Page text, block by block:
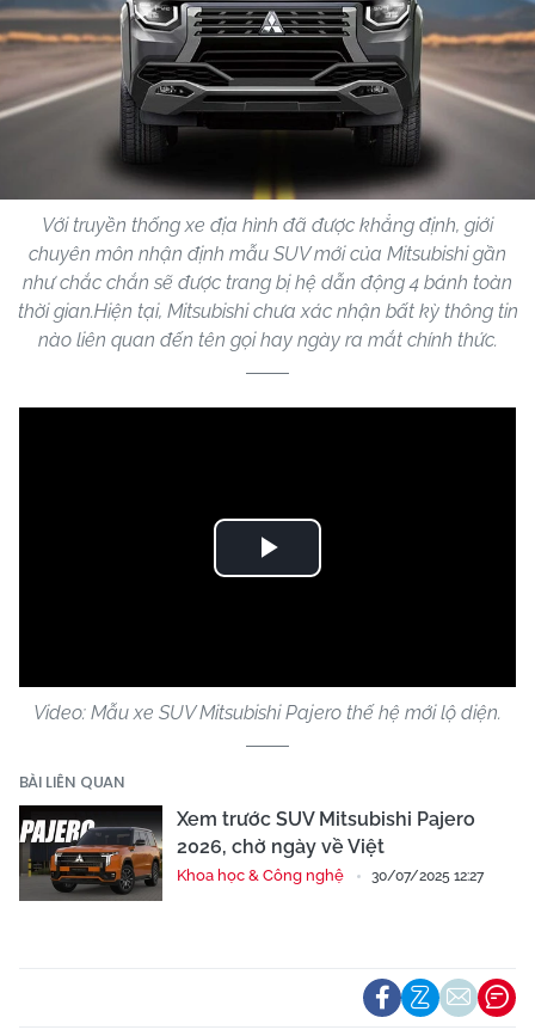
Với truyền thống xe địa hình đã được khẳng định, giới
chuyên môn nhận định mẫu SUV mới của Mitsubishi gần
như chắc chắn sẽ được trang bị hệ dẫn động 4 bánh toàn
thời gian.Hiện tại, Mitsubishi chưa xác nhận bất kỳ thông tin
nào liên quan đến tên gọi hay ngày ra mắt chính thức.
Play
Video: Mẫu xe SUV Mitsubishi Pajero thế hệ mới lộ diện.
BÀI LIÊN QUAN
Xem trước SUV Mitsubishi Pajero
2026, chờ ngày về Việt
Khoa học & Công nghệ 30/07/2025 12:27